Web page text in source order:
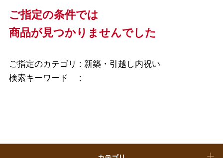
ご指定の条件では
商品が見つかりませんでした
ご指定のカテゴリ : 新築・引越し内祝い
検索キーワード :
ホーム＆インテリア
結婚内祝い
お中元
敬老の日